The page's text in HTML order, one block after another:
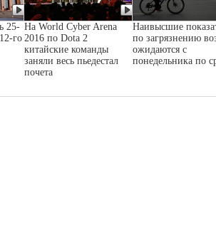
25-
го
На World Cyber Arena
2016 по Dota 2
китайские команды
заняли весь пьедестал
почета
Наивысшие
по загрязнению
ожидаются с
понедельника по